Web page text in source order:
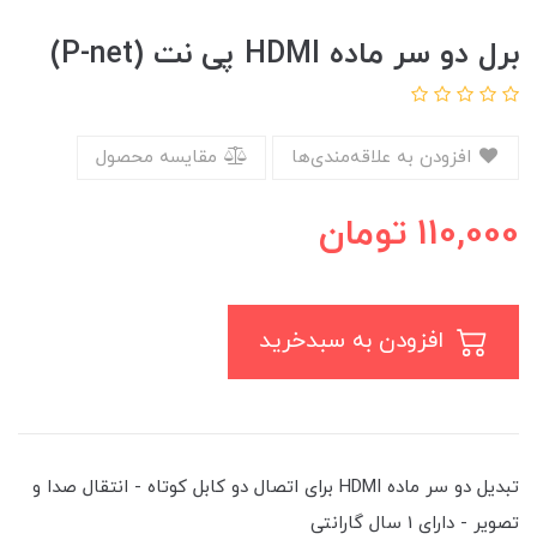
برل دو سر ماده HDMI پی نت (P-net)
مقایسه محصول
110,000 تومان
تبدیل دو سر ماده HDMI برای اتصال دو کابل کوتاه - انتقال صدا و
تصویر - دارای 1 سال گارانتی